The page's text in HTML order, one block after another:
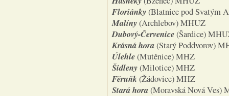
Floriánky(Blatnice pod Svatým
Malíny(Archlebov) MHUZ
Dubový-Červenice(Šardice)
Krásná hora(Starý Poddvorov)
Úlehle(Mutěnice) MHZ
Šidleny(Milotice) MHZ
Fěruňk(Žádovice) MHZ
Stará hora(Moravská Nová Ves)